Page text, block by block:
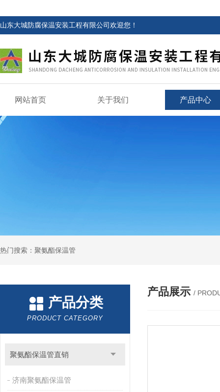
山东大城防腐保温安装工程有限公司欢迎您！
网站首页 关于我们 产品中心
热门搜索：聚氨酯保温管
产品分类
PRODUCT CATEGORY
聚氨酯保温管直销
济南聚氨酯保温管
产品展示 /